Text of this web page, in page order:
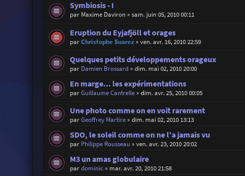
Symbiosis - I
par Maxime Daviron» sam. juin 05, 2010 00:11
Eruption du Eyjafjöll et orages
parChristophe Suarez» ven. avr. 16, 2010 22:59
Quelques petits développements orageux
par Damien Brossard» dim. mai 02, 2010 20:00
En marge... les expérimentations
parGuillaume Cantrelle» dim. avr. 25, 2010 00:05
Une photo comme on en voit rarement
parGeoffrey Martire» dim. mai 02, 2010 13:13
SDO, le soleil comme on ne l'a jamais vu
par Philippe Rousseau » ven. avr. 23, 2010 20:02
M3 un amas globulaire
pardominic» mar. avr. 20, 2010 21:58